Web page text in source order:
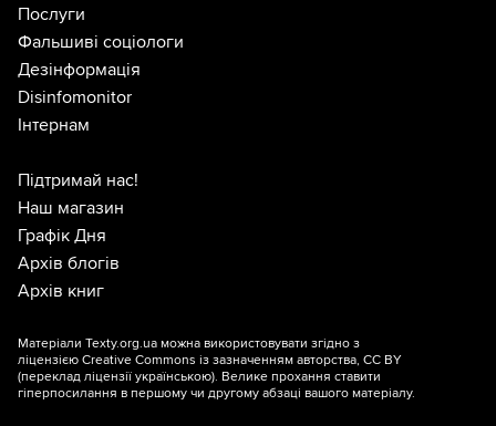
Послуги
Фальшиві соціологи
Дезінформація
Disinfomonitor
Інтернам
Підтримай нас!
Наш магазин
Графік Дня
Архів блогів
Архів книг
Матеріали Texty.org.ua можна використовувати згідно з
ліцензією Creative Commons із зазначенням авторства, CC BY
(переклад ліцензії українською). Велике прохання ставити
гіперпосилання в першому чи другому абзаці вашого матеріалу.